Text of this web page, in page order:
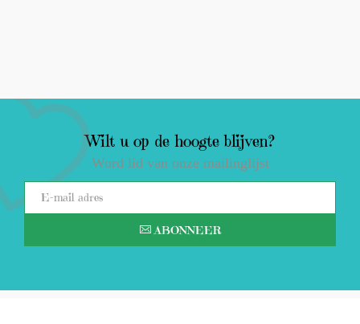
Wilt u op de hoogte blijven?
Word lid van onze mailinglijst
ABONNEER